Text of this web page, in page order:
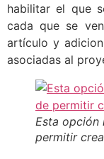
habilitar el que
cada que se
artículo y
asociadas al
Esta opción
permitir